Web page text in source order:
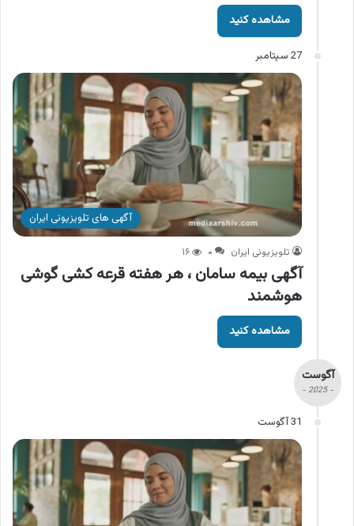
مشاهده کنید
27 سپتامبر
آگهی های تلویزیونی ایران
تلویزیونی ایران ۰ ۱۶
آگهی بیمه سامان ، هر هفته قرعه کشی گوشی
هوشمند
مشاهده کنید
آگوست
- 2025 -
31 آگوست